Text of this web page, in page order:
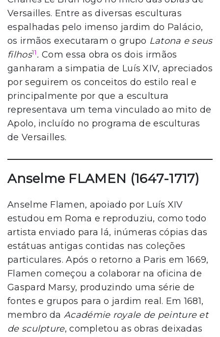
Versailles. Entre as diversas esculturas
espalhadas pelo imenso jardim do Palácio,
os irmãos executaram o grupo Latona e seus
filhos11.Com essa obra os dois irmãos
ganharam a simpatia de Luís XIV, apreciados
por seguirem os conceitos do estilo real e
principalmente por que a escultura
representava um tema vinculado ao mito de
Apolo, incluído no programa de esculturas
de Versailles.
Anselme FLAMEN (1647-1717)
Anselme Flamen, apoiado por Luís XIV
estudou em Roma e reproduziu, como todo
artista enviado para lá, inúmeras cópias das
estátuas antigas contidas nas coleções
particulares. Após o retorno a Paris em 1669,
Flamen começou a colaborar na oficina de
Gaspard Marsy, produzindo uma série de
fontes e grupos para o jardim real. Em 1681,
membro da Académieroyale depeinture et
desculpture, completou as obras deixadas